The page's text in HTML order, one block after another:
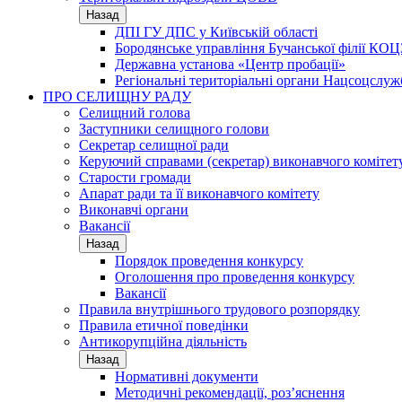
Назад
ДПІ ГУ ДПС у Київській області
Бородянське управління Бучанської філії
Державна установа «Центр пробації»
Регіональні територіальні органи
ПРО СЕЛИЩНУ РАДУ
Селищний голова
Заступники селищного голови
Секретар селищної ради
Керуючий справами (секретар) виконавчого
Старости громади
Апарат ради та її виконавчого комітету
Виконавчі органи
Вакансії
Назад
Порядок проведення конкурсу
Оголошення про проведення конкурсу
Вакансії
Правила внутрішнього трудового розпорядку
Правила етичної поведінки
Антикорупційна діяльність
Назад
Нормативні документи
Методичні рекомендації, роз’яснення